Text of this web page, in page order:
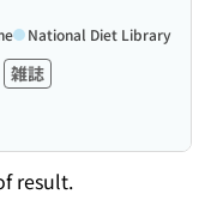
雑誌
National Diet Library
result.